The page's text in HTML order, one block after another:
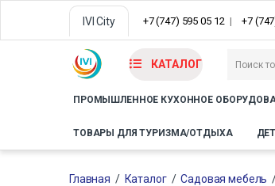
IVI City +7 (747) 595 05 12 +7
КАТАЛОГ
ПРОМЫШЛЕННОЕ КУХОННОЕ
ТОВАРЫ ДЛЯ ТУРИЗМА/ОТДЫХА
Главная / Каталог / Садовая мебель